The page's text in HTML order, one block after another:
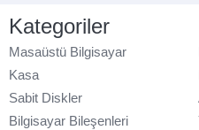
Kategoriler
Masaüstü Bilgisayar
Kasa
Sabit Diskler
Bilgisayar Bileşenleri